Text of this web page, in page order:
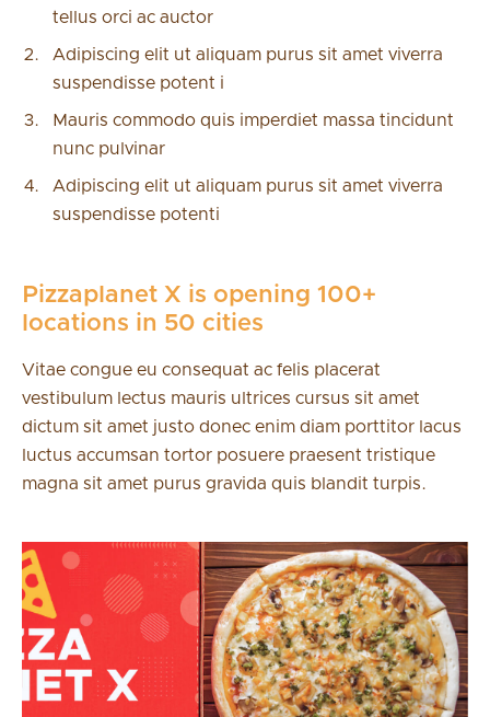
tellus orci ac auctor
Adipiscing elit ut aliquam purus sit amet viverra
suspendisse potent i
Mauris commodo quis imperdiet massa tincidunt
nunc pulvinar
Adipiscing elit ut aliquam purus sit amet viverra
suspendisse potenti
Pizzaplanet X is opening 100+
locations in 50 cities
Vitae congue eu consequat ac felis placerat
vestibulum lectus mauris ultrices cursus sit amet
dictum sit amet justo donec enim diam porttitor lacus
luctus accumsan tortor posuere praesent tristique
magna sit amet purus gravida quis blandit turpis.